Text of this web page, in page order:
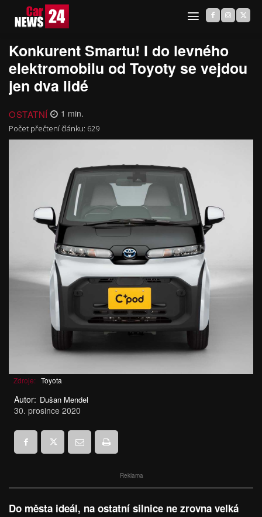
Konkurent Smartu! I do levného
elektromobilu od Toyoty se vejdou
jen dva lidé
OSTATNÍ 1 min.
Počet přečtení článku: 629
Zdroje: Toyota
Autor: Dušan Mendel
30. prosince 2020
Reklama
Do města ideál, na ostatní silnice ne zrovna velká